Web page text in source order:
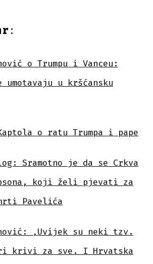
:
o Trumpu i Vanceu:
umotavaju u kršćansku
o ratu Trumpa i pape
Sramotno je da se Crkva
koji želi pjevati za
Pavelića
‚Uvijek su neki tzv.
krivi za sve. I Hrvatska